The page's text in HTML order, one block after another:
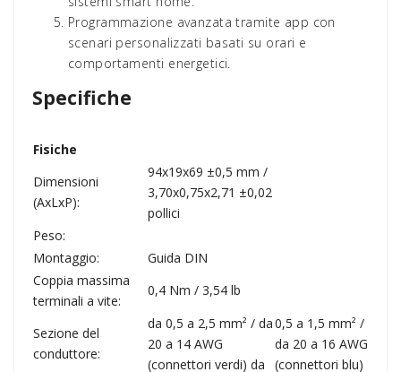
Programmazione avanzata tramite app con
scenari personalizzati basati su orari e
comportamenti energetici.
Specifiche
Fisiche
Dimensioni
(AxLxP):
94x19x69 ±0,5 mm /
3,70x0,75x2,71 ±0,02
pollici
Peso:
Montaggio:
Guida DIN
Coppia massima
terminali a vite:
0,4 Nm / 3,54 lb
Sezione del
conduttore:
da 0,5 a 2,5 mm² / da
20 a 14 AWG
(connettori verdi) da
0,5 a 1,5 mm² /
da 20 a 16 AWG
(connettori blu)